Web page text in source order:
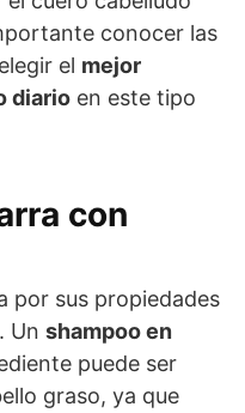
conocer las
el mejor
diario en este tipo
con
por sus propiedades
Un shampoo en
puede ser
graso, ya que